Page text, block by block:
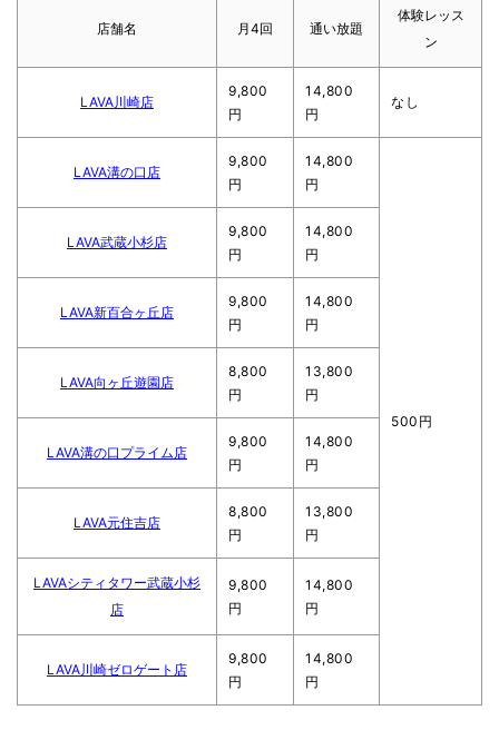
店舗名 月4回 通い放題
体験レッス
ン
LAVA川崎店
9,800
円
14,800
円
なし
LAVA溝の口店
9,800
円
14,800
円
500円
LAVA武蔵小杉店
9,800
円
14,800
円
LAVA新百合ヶ丘店
9,800
円
14,800
円
LAVA向ヶ丘遊園店
8,800
円
13,800
円
LAVA溝の口プライム店
9,800
円
14,800
円
LAVA元住吉店
8,800
円
13,800
円
LAVAシティタワー武蔵小杉
店
9,800
円
14,800
円
LAVA川崎ゼロゲート店
9,800
円
14,800
円